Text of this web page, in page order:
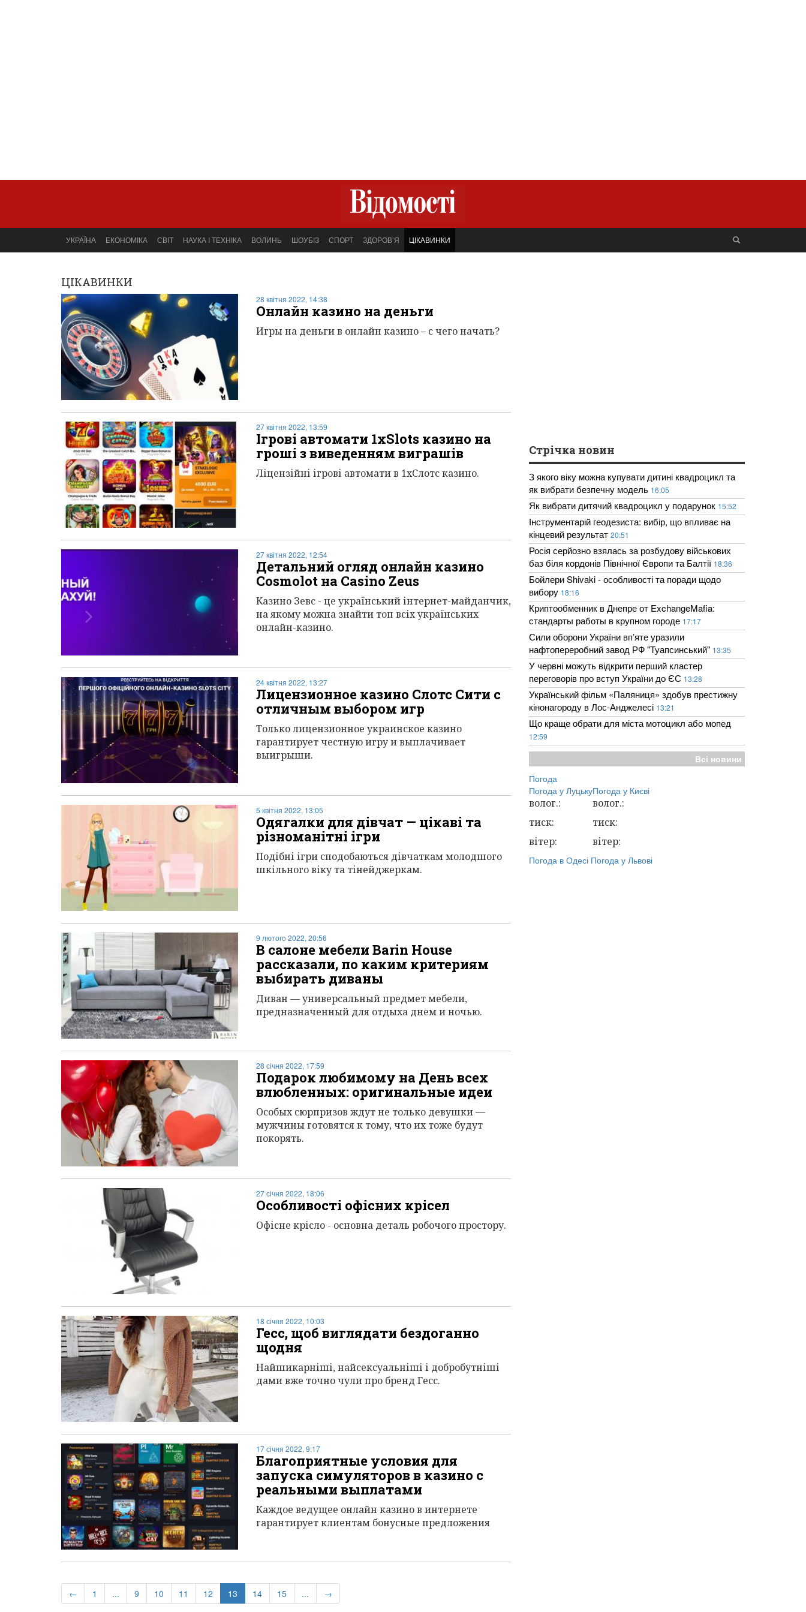
УКРАЇНА ЕКОНОМІКА СВІТ НАУКА І ТЕХНІКА ВОЛИНЬ ШОУБІЗ СПОРТ ЗДОРОВ’Я ЦІКАВИНКИ
ЦІКАВИНКИ
28 квітня 2022, 14:38
Онлайн казино на деньги
Игры на деньги в онлайн казино – с чего начать?
27 квітня 2022, 13:59
Ігрові автомати 1хSlots казино на
гроші з виведенням виграшів
Ліцензійні ігрові автомати в 1хСлотс казино.
27 квітня 2022, 12:54
Детальний огляд онлайн казино
Cosmolot на Casino Zeus
Казино Зевс - це український інтернет-майданчик,
на якому можна знайти топ всіх українських
онлайн-казино.
24 квітня 2022, 13:27
Лицензионное казино Слотс Сити с
отличным выбором игр
Только лицензионное украинское казино
гарантирует честную игру и выплачивает
выигрыши.
5 квітня 2022, 13:05
Одягалки для дівчат — цікаві та
різноманітні ігри
Подібні ігри сподобаються дівчаткам молодшого
шкільного віку та тінейджеркам.
9 лютого 2022, 20:56
В салоне мебели Barin House
рассказали, по каким критериям
выбирать диваны
Диван — универсальный предмет мебели,
предназначенный для отдыха днем и ночью.
28 січня 2022, 17:59
Подарок любимому на День всех
влюбленных: оригинальные идеи
Особых сюрпризов ждут не только девушки —
мужчины готовятся к тому, что их тоже будут
покорять.
27 січня 2022, 18:06
Особливості офісних крісел
Офісне крісло - основна деталь робочого простору.
18 січня 2022, 10:03
Гесс, щоб виглядати бездоганно
щодня
Найшикарніші, найсексуальніші і добробутніші
дами вже точно чули про бренд Гесс.
17 січня 2022, 9:17
Благоприятные условия для
запуска симуляторов в казино с
реальными выплатами
Каждое ведущее онлайн казино в интернете
гарантирует клиентам бонусные предложения
← 1 ... 9 10 11 12 13 (current)
14 15 ... →
Стрічка новин
З якого віку можна купувати дитині квадроцикл та
як вибрати безпечну модель 16:05
Як вибрати дитячий квадроцикл у подарунок 15:52
Інструментарій геодезиста: вибір, що впливає на
кінцевий результат 20:51
Росія серйозно взялась за розбудову військових
баз біля кордонів Північної Європи та Балтії 18:36
Бойлери Shivaki - особливості та поради щодо
вибору 18:16
Криптообменник в Днепре от ExchangeMafia:
стандарты работы в крупном городе 17:17
Сили оборони України вп’яте уразили
нафтопереробний завод РФ "Туапсинський" 13:35
У червні можуть відкрити перший кластер
переговорів про вступ України до ЄС 13:28
Український фільм «Паляниця» здобув престижну
кінонагороду в Лос-Анджелесі 13:21
Що краще обрати для міста мотоцикл або мопед
12:59
Всі новини
Погода
Погода у ЛуцькуПогода у Києві
волог.:
тиск:
вітер:
волог.:
тиск:
вітер:
Погода в Одесі Погода у Львові